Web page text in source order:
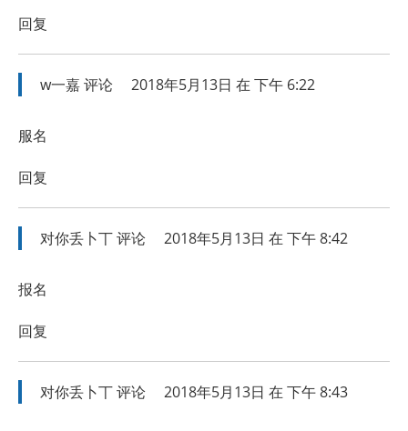
回复
w一嘉评论 2018年5月13日 在 下午 6:22
服名
回复
对你丢卜丅评论 2018年5月13日 在 下午 8:42
报名
回复
对你丢卜丅评论 2018年5月13日 在 下午 8:43